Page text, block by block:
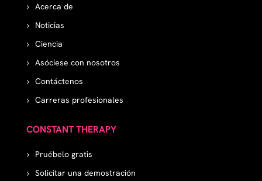
Acerca de
Noticias
Ciencia
Asóciese con nosotros
Contáctenos
Carreras profesionales
CONSTANT THERAPY
Pruébelo gratis
Solicitar una demostración